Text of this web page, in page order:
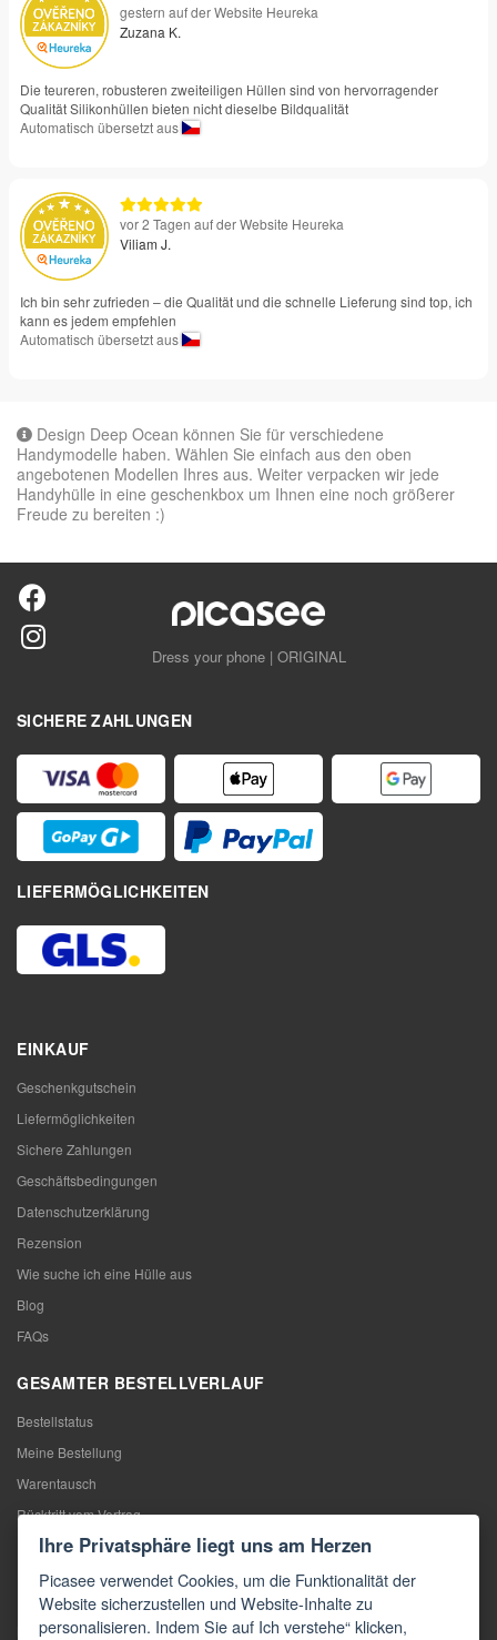
gestern auf der Website Heureka
Zuzana K.
Die teureren, robusteren zweiteiligen Hüllen sind von hervorragender
Qualität Silikonhüllen bieten nicht dieselbe Bildqualität
Automatisch übersetzt aus
vor 2 Tagen auf der Website Heureka
Viliam J.
Ich bin sehr zufrieden – die Qualität und die schnelle Lieferung sind top, ich
kann es jedem empfehlen
Automatisch übersetzt aus
Design Deep Ocean können Sie für verschiedene
Handymodelle haben. Wählen Sie einfach aus den oben
angebotenen Modellen Ihres aus. Weiter verpacken wir jede
Handyhülle in eine geschenkbox um Ihnen eine noch größerer
Freude zu bereiten :)
Dress your phone | ORIGINAL
SICHERE ZAHLUNGEN
LIEFERMÖGLICHKEITEN
EINKAUF
Geschenkgutschein
Liefermöglichkeiten
Sichere Zahlungen
Geschäftsbedingungen
Datenschutzerklärung
Rezension
Wie suche ich eine Hülle aus
Blog
FAQs
GESAMTER BESTELLVERLAUF
Bestellstatus
Meine Bestellung
Warentausch
Rücktritt vom Vertrag
Reklamation
KONTAKTE
Kontakte
Ihre Privatsphäre liegt uns am Herzen
Picasee verwendet Cookies, um die Funktionalität der
Website sicherzustellen und Website-Inhalte zu
personalisieren. Indem Sie auf Ich verstehe“ klicken,